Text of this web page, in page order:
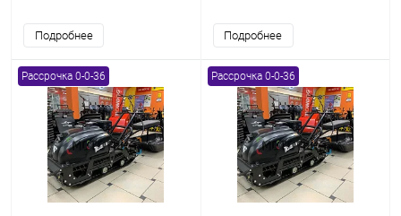
Подробнее Подробнее
Рассрочка 0-0-36 Рассрочка 0-0-36